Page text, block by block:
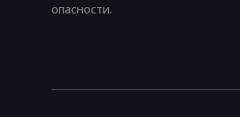
опасности.